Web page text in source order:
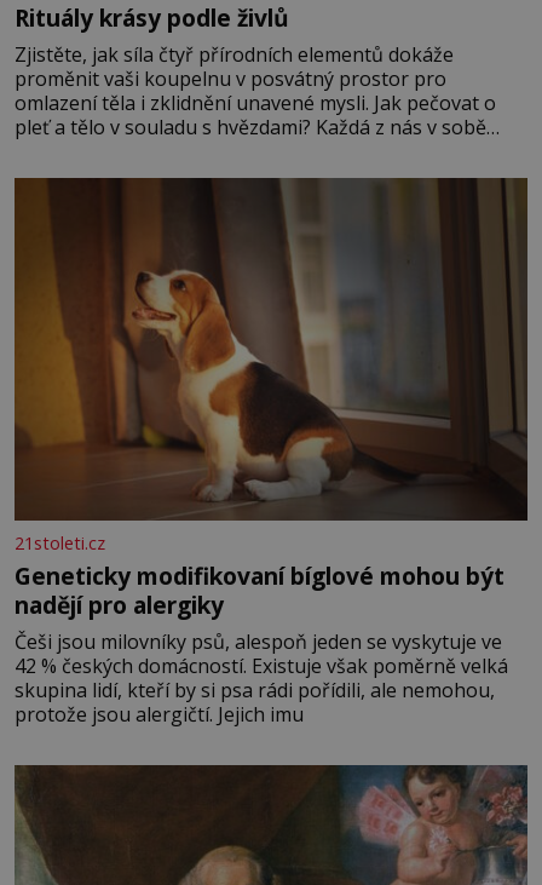
Rituály krásy podle živlů
Zjistěte, jak síla čtyř přírodních elementů dokáže
proměnit vaši koupelnu v posvátný prostor pro
omlazení těla i zklidnění unavené mysli. Jak pečovat o
pleť a tělo v souladu s hvězdami? Každá z nás v sobě
povaze, ale i v potřebách naší pokožky. Ohnivá znamení
Ženy narozené ve znamení Berana, Lva a Střelce v sobě
nesou žár, odvahu a neutuchající elán. Vaše
21stoleti.cz
Geneticky modifikovaní bíglové mohou být
nadějí pro alergiky
Češi jsou milovníky psů, alespoň jeden se vyskytuje ve
42 % českých domácností. Existuje však poměrně velká
skupina lidí, kteří by si psa rádi pořídili, ale nemohou,
protože jsou alergičtí. Jejich imu